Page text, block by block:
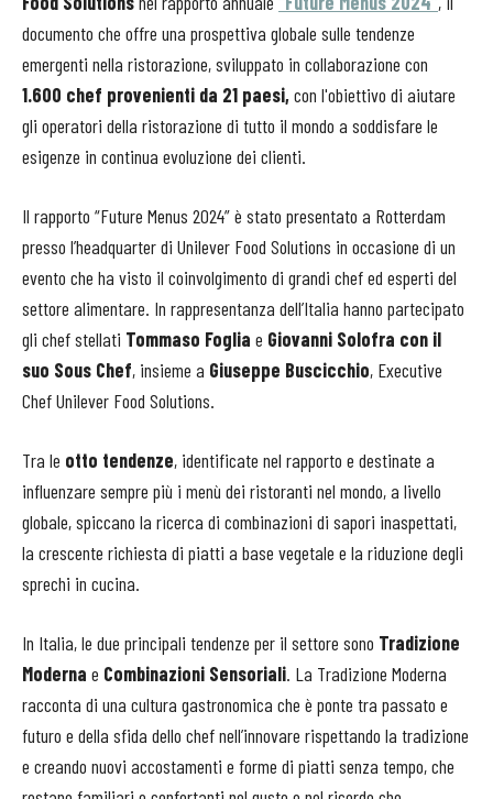
documento che offre una prospettiva globale sulle tendenze
emergenti nella ristorazione, sviluppato in collaborazione con
1.600 chef provenienti da 21 paesi,con l'obiettivo di aiutare
gli operatori della ristorazione di tutto il mondo a soddisfare le
esigenze in continua evoluzione dei clienti.
Il rapporto “Future Menus 2024” è stato presentato a Rotterdam
presso l’headquarter di Unilever Food Solutions in occasione di un
evento che ha visto il coinvolgimento di grandi chef ed esperti del
settore alimentare. In rappresentanza dell’Italia hanno partecipato
gli chef stellati Tommaso Foglia e Giovanni Solofra con il
suo Sous Chef, insieme a Giuseppe Buscicchio, Executive
Chef Unilever Food Solutions.
Tra le otto tendenze, identificate nel rapporto e destinate a
influenzare sempre più i menù dei ristoranti nel mondo, a livello
globale, spiccano la ricerca di combinazioni di sapori inaspettati,
la crescente richiesta di piatti a base vegetale e la riduzione degli
sprechi in cucina.
In Italia, le due principali tendenze per il settore sono Tradizione
Moderna e Combinazioni Sensoriali. La Tradizione Moderna
racconta di una cultura gastronomica che è ponte tra passato e
futuro e della sfida dello chef nell’innovare rispettando la tradizione
e creando nuovi accostamenti e forme di piatti senza tempo, che